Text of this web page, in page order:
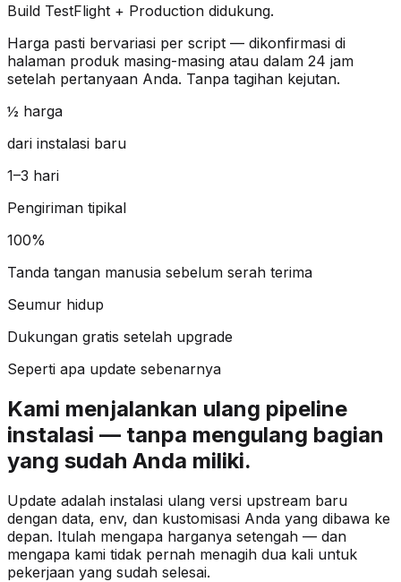
Build TestFlight + Production didukung.
Harga pasti bervariasi per script — dikonfirmasi di
halaman produk masing-masing atau dalam 24 jam
setelah pertanyaan Anda. Tanpa tagihan kejutan.
½ harga
dari instalasi baru
1–3 hari
Pengiriman tipikal
100%
Tanda tangan manusia sebelum serah terima
Seumur hidup
Dukungan gratis setelah upgrade
Seperti apa update sebenarnya
Kami menjalankan ulang pipeline
instalasi — tanpa mengulang bagian
yang sudah Anda miliki.
Update adalah instalasi ulang versi upstream baru
dengan data, env, dan kustomisasi Anda yang dibawa ke
depan. Itulah mengapa harganya setengah — dan
mengapa kami tidak pernah menagih dua kali untuk
pekerjaan yang sudah selesai.